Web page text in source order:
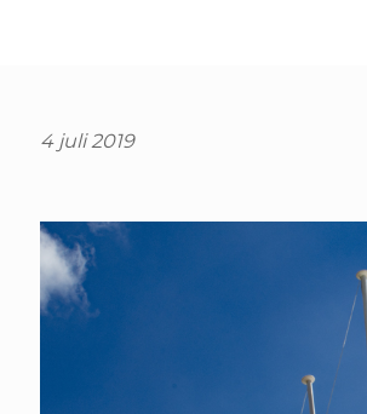
4 juli 2019